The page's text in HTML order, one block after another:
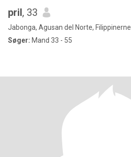
pril, 33
Jabonga, Agusan del Norte, Filippinerne
Søger: Mand 33 - 55